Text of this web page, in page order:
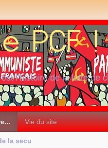
l’histoire de la lutte de
Vie du site
la secu